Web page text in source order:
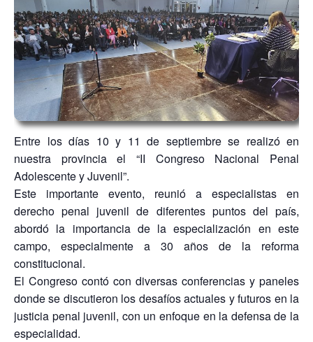
Entre los días 10 y 11 de septiembre se realizó en
nuestra provincia el “II Congreso Nacional Penal
Adolescente y Juvenil”.
Este importante evento, reunió a especialistas en
derecho penal juvenil de diferentes puntos del país,
abordó la importancia de la especialización en este
campo, especialmente a 30 años de la reforma
constitucional.
El Congreso contó con diversas conferencias y paneles
donde se discutieron los desafíos actuales y futuros en la
justicia penal juvenil, con un enfoque en la defensa de la
especialidad.